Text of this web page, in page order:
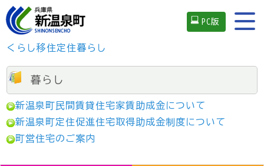
PC版
くらし移住定住暮らし
暮らし
新温泉町民間賃貸住宅家賃助成金について
新温泉町定住促進住宅取得助成金制度について
町営住宅のご案内